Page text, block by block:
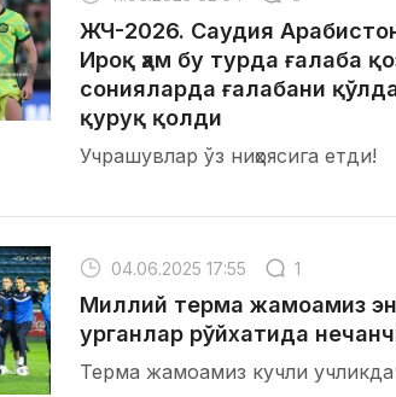
ЖЧ-2026. Саудия
Ироқ ҳам бу турда ғалаба
сонияларда ғалабани
қуруқ қолди
Учрашувлар ўз ниҳоясига етди!
04.06.2025 17:55 1
Миллий терма жамоамиз
урганлар рўйхатида
Терма жамоамиз кучли